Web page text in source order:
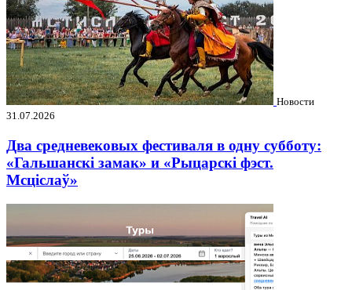
Новости
31.07.2026
Два средневековых фестиваля в одну субботу:
«Гальшанскі замак» и «Рыцарскі фэст.
Мсціслаў»